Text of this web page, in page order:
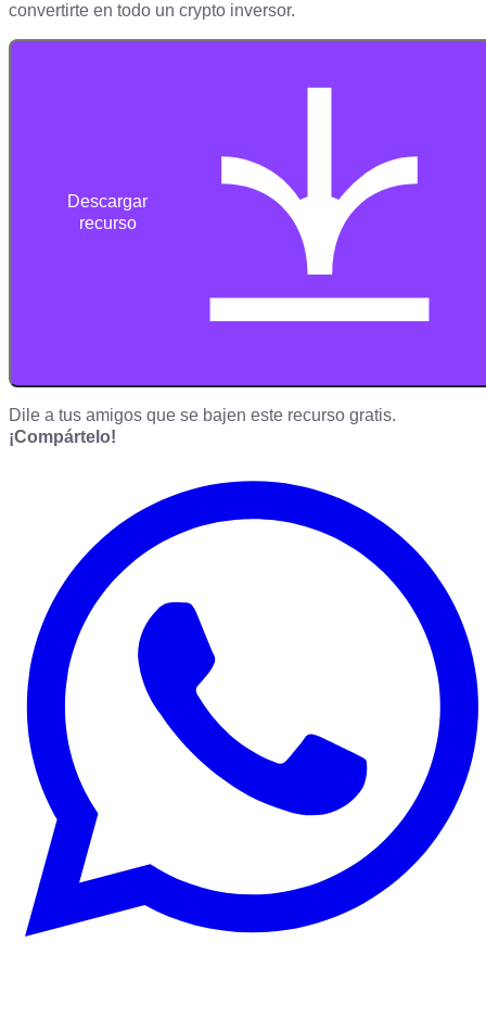
convertirte en todo un crypto inversor.
Descargar
recurso
Dile a tus amigos que se bajen este recurso gratis.
¡Compártelo!